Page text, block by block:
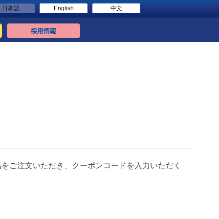
日本語 English 中文
採用情報
ご注文いただき、クーポンコードを入力いただく